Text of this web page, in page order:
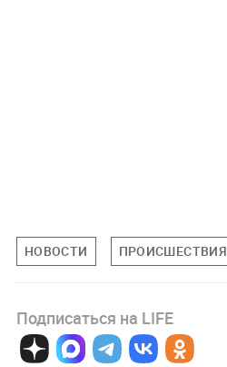
НОВОСТИ ПРОИСШЕСТВИЯ
Подписаться на LIFE